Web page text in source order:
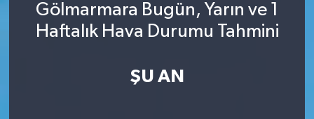
Gölmarmara Bugün, Yarın ve 1
Haftalık Hava Durumu Tahmini
ŞU AN
Haber Arşivi